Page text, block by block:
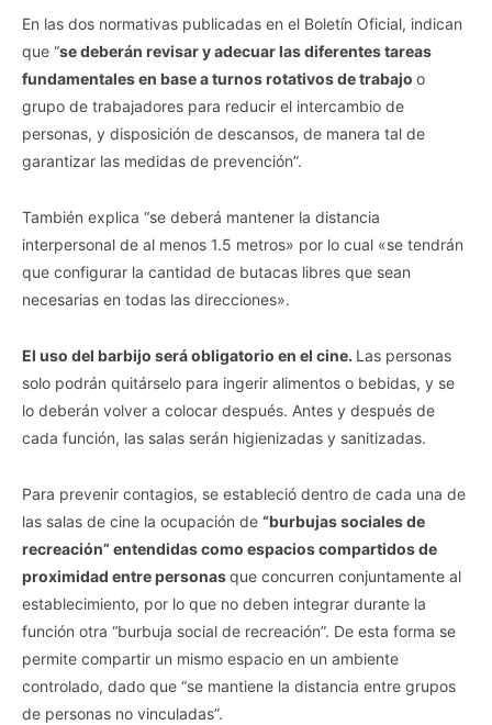
En las dos normativas publicadas en el Boletín Oficial, indican
que “se deberán revisar y adecuar las diferentes tareas
fundamentales en base a turnos rotativos de trabajo o
grupo de trabajadores para reducir el intercambio de
personas, y disposición de descansos, de manera tal de
garantizar las medidas de prevención”.
También explica “se deberá mantener la distancia
interpersonal de al menos 1.5 metros» por lo cual «se tendrán
que configurar la cantidad de butacas libres que sean
necesarias en todas las direcciones».
El uso del barbijo será obligatorio en el cine. Las personas
solo podrán quitárselo para ingerir alimentos o bebidas, y se
lo deberán volver a colocar después. Antes y después de
cada función, las salas serán higienizadas y sanitizadas.
Para prevenir contagios, se estableció dentro de cada una de
las salas de cine la ocupación de “burbujas sociales de
recreación” entendidas como espacios compartidos de
proximidad entre personasque concurren conjuntamente al
establecimiento, por lo que no deben integrar durante la
función otra “burbuja social de recreación”. De esta forma se
permite compartir un mismo espacio en un ambiente
controlado, dado que “se mantiene la distancia entre grupos
de personas no vinculadas”.